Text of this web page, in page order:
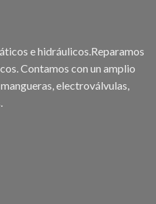
e hidráulicos.Reparamos
Contamos con un amplio
electroválvulas,